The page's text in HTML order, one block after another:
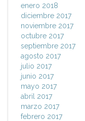
enero 2018
diciembre 2017
noviembre 2017
octubre 2017
septiembre 2017
agosto 2017
julio 2017
junio 2017
mayo 2017
abril 2017
marzo 2017
febrero 2017